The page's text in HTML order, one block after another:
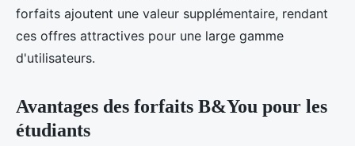
forfaits ajoutent une valeur supplémentaire, rendant
ces offres attractives pour une large gamme
d'utilisateurs.
Avantages des forfaits B&You pour les
étudiants